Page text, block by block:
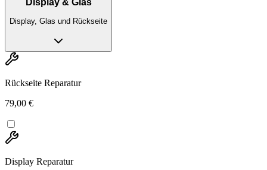
Display, Glas und Rückseite
Rückseite Reparatur
79,00 €
Display Reparatur